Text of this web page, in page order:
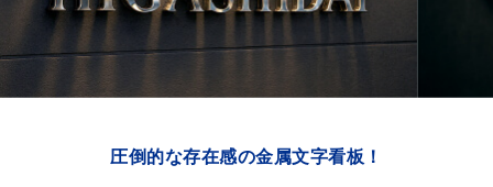
圧倒的な存在感の金属文字看板！